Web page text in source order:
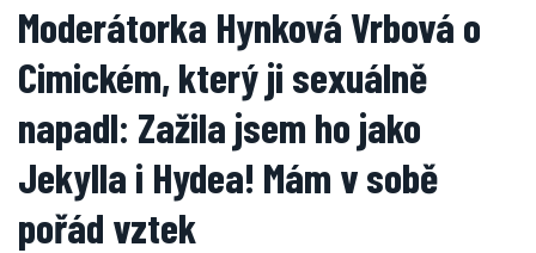
Moderátorka Hynková Vrbová o
Cimickém, který ji sexuálně
napadl: Zažila jsem ho jako
Jekylla i Hydea! Mám v sobě
pořád vztek